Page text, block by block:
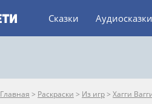
Сказки Аудиосказки
Главная > Раскраски > Из игр> Хагги